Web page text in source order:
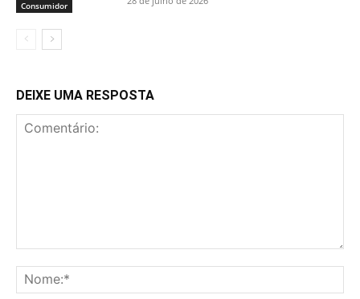
Consumidor
DEIXE UMA RESPOSTA